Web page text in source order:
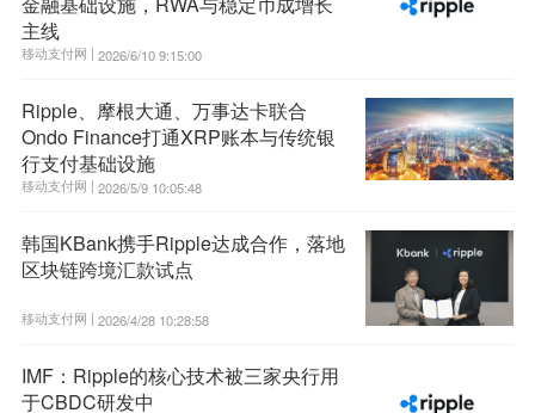
主线
移动支付网 | 2026/6/10 9:15:00
Ripple、摩根大通、万事达卡联合
Ondo Finance打通XRP账本与传统银
行支付基础设施
移动支付网 | 2026/5/9 10:05:48
韩国KBank携手Ripple达成合作，落地
区块链跨境汇款试点
移动支付网 | 2026/4/28 10:28:58
IMF：Ripple的核心技术被三家央行用
于CBDC研发中